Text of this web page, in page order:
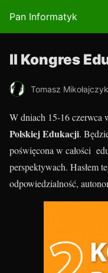
Pan Informatyk
II Kongres
Tomasz Mikołajczyk
W dniach 15-16 czerwca
Polskiej Edukacji.
poświęcona w całości
perspektywach. Hasłem
odpowiedzialność,